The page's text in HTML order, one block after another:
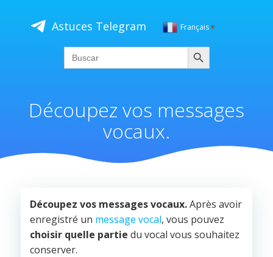
al
contenido
Astuces Telegram Français▼
Search
for:
Buscar
Découpez vos messages
vocaux.
Découpez vos messages vocaux.Après avoir
enregistré un message vocal, vous pouvez
choisir quelle partie du vocal vous souhaitez
conserver.